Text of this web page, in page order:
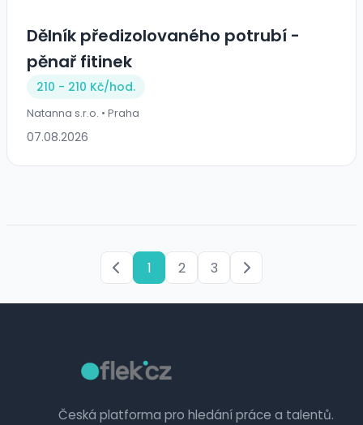
Dělník předizolovaného potrubí -
pěnař fitinek
210 - 210 Kč/hod.
Natanna s.r.o. • Praha
07.08.2026
1 2 3
Česká platforma pro hledání práce a talentů.